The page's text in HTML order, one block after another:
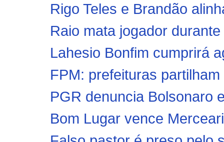
Rigo Teles e Brandão
Raio mata jogador
Lahesio Bonfim cumprirá
FPM: prefeituras
PGR denuncia Bolsonaro
Bom Lugar vence